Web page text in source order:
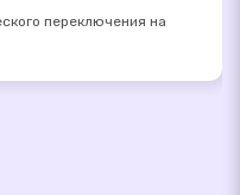
переключения на